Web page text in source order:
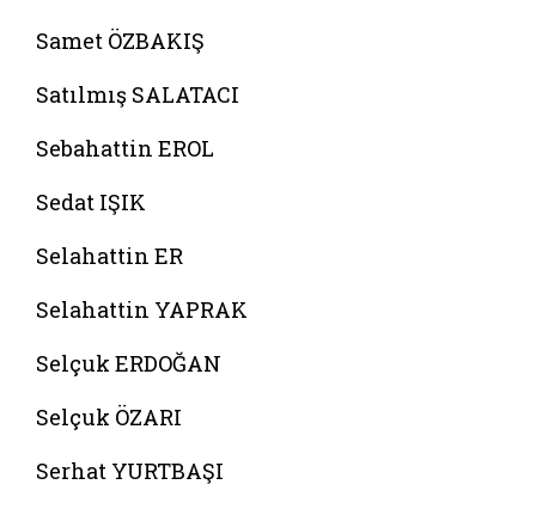
Samet ÖZBAKIŞ
Satılmış SALATACI
Sebahattin EROL
Sedat IŞIK
Selahattin ER
Selahattin YAPRAK
Selçuk ERDOĞAN
Selçuk ÖZARI
Serhat YURTBAŞI